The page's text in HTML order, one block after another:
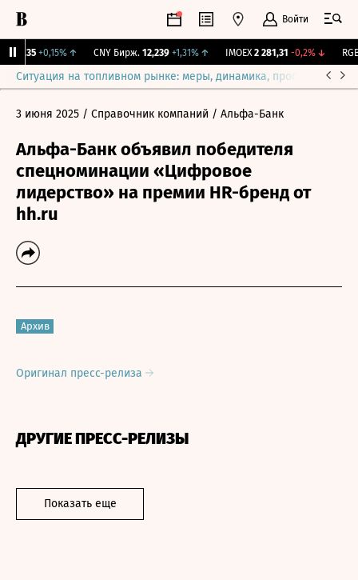
Войти
115,35 +0,15%↑ CNY Бирж. 12,239 +1,31% ↑ IMOEX 2 281,31 -0,2%↓
Ситуация на топливном рынке: меры, динамика, прогнозы
3 июня 2025 / Справочник компаний / Альфа-Банк
Альфа-Банк объявил победителя
спецноминации «Цифровое
лидерство» на премии HR-бренд от
hh.ru
Архив
Оригинал пресс-релиза
ДРУГИЕ ПРЕСС-РЕЛИЗЫ
Показать еще